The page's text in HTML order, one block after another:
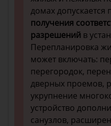
домах допускается
получения
разрешений в
Перепланировка
может включать:
перегородок,
дверных проемов,
укрупнение
устройство
санузлов,